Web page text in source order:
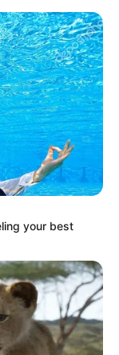
your best